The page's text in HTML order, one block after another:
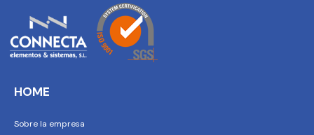
HOME
Sobre la empresa